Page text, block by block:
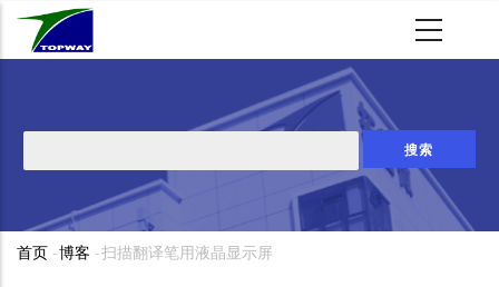
索
首页 -博客 -扫描翻译笔用液晶显示屏